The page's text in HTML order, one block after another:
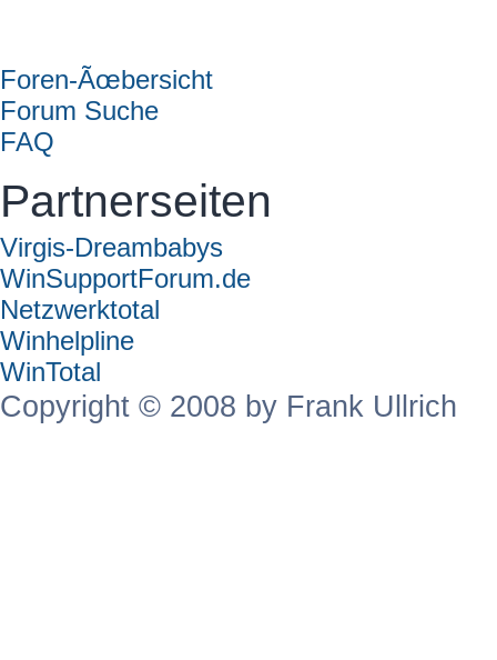
Foren-Ãœbersicht
Forum Suche
FAQ
Partnerseiten
Virgis-Dreambabys
WinSupportForum.de
Netzwerktotal
Winhelpline
WinTotal
Copyright © 2008 by Frank Ullrich